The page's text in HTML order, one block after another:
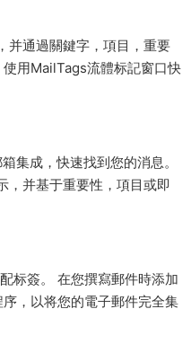
并通過關鍵字，項目，重要
用MailTags流體标記窗口快
集成，快速找到您的消息。
，并基于重要性，項目或即
标簽。 在您撰寫郵件時添加
，以将您的電子郵件完全集